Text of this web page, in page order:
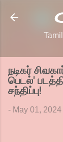
நடிகர்
பெடல்'
சந்திப்பு!
- May 01, 2024